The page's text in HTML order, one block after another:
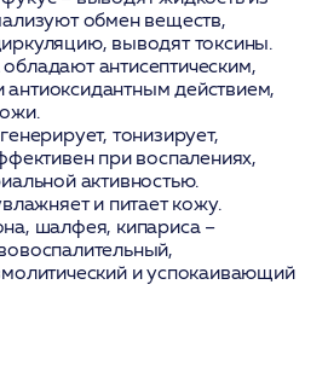
обмен веществ,
выводят токсины.
антисептическим,
действием,
тонизирует,
при воспалениях,
активностью.
и питает кожу.
шалфея, кипариса–
и успокаивающий